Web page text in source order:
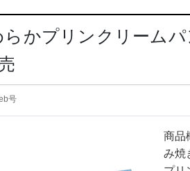
かプリンクリームパ
号
商品
み焼